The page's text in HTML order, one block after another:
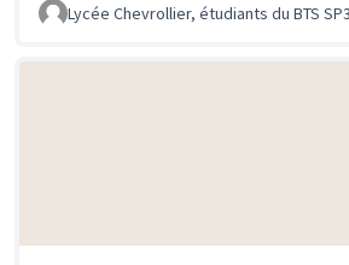
Lycée Chevrollier, étudiants du BTS